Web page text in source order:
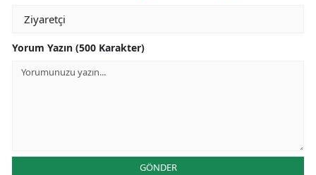
Yorum Yazın (500 Karakter)
GÖNDER